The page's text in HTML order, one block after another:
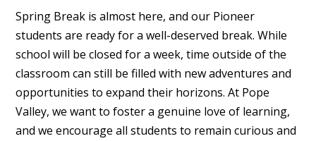
Spring Break is almost here, and our Pioneer
students are ready for a well-deserved break. While
school will be closed for a week, time outside of the
classroom can still be filled with new adventures and
opportunities to expand their horizons. At Pope
Valley, we want to foster a genuine love of learning,
and we encourage all students to remain curious and